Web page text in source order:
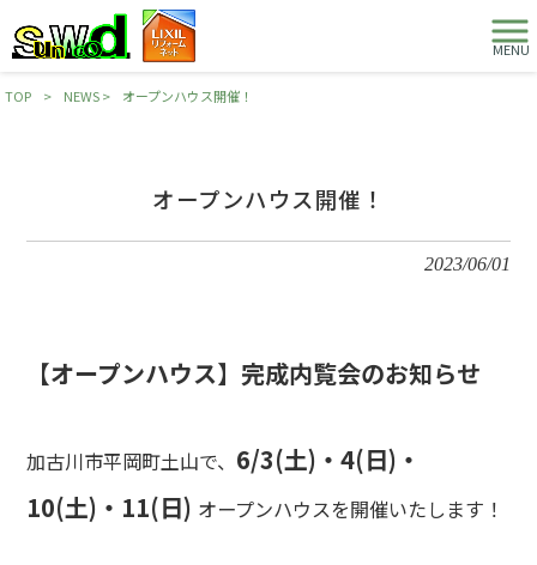
MENU
TOP > NEWS> オープンハウス開催！
オープンハウス開催！
2023/06/01
【オープンハウス】完成内覧会のお知らせ
加古川市平岡町土山で、 6/3(土)・4(日)・
10(土)・11(日) オープンハウスを開催いたします！